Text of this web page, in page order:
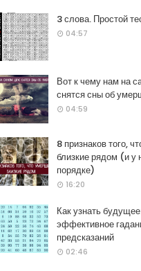
3 слова. Простой
04:57
Вот к чему нам на
снятся сны об
04:59
8 признаков того,
близкие рядом (и у
порядке)
16:20
Как узнать
эффективное
предсказаний
02:46